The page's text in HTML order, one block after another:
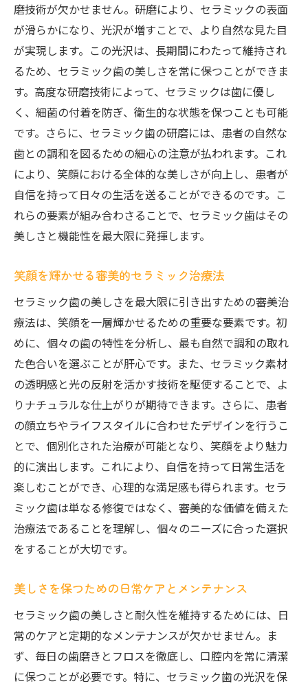
磨技術が欠かせません。研磨により、セラミックの表面
が滑らかになり、光沢が増すことで、より自然な見た目
が実現します。この光沢は、長期間にわたって維持され
るため、セラミック歯の美しさを常に保つことができま
す。高度な研磨技術によって、セラミックは歯に優し
く、細菌の付着を防ぎ、衛生的な状態を保つことも可能
です。さらに、セラミック歯の研磨には、患者の自然な
歯との調和を図るための細心の注意が払われます。これ
により、笑顔における全体的な美しさが向上し、患者が
自信を持って日々の生活を送ることができるのです。こ
れらの要素が組み合わさることで、セラミック歯はその
美しさと機能性を最大限に発揮します。
笑顔を輝かせる審美的セラミック治療法
セラミック歯の美しさを最大限に引き出すための審美治
療法は、笑顔を一層輝かせるための重要な要素です。初
めに、個々の歯の特性を分析し、最も自然で調和の取れ
た色合いを選ぶことが肝心です。また、セラミック素材
の透明感と光の反射を活かす技術を駆使することで、よ
りナチュラルな仕上がりが期待できます。さらに、患者
の顔立ちやライフスタイルに合わせたデザインを行うこ
とで、個別化された治療が可能となり、笑顔をより魅力
的に演出します。これにより、自信を持って日常生活を
楽しむことができ、心理的な満足感も得られます。セラ
ミック歯は単なる修復ではなく、審美的な価値を備えた
治療法であることを理解し、個々のニーズに合った選択
をすることが大切です。
美しさを保つための日常ケアとメンテナンス
セラミック歯の美しさと耐久性を維持するためには、日
常のケアと定期的なメンテナンスが欠かせません。ま
ず、毎日の歯磨きとフロスを徹底し、口腔内を常に清潔
に保つことが必要です。特に、セラミック歯の光沢を保